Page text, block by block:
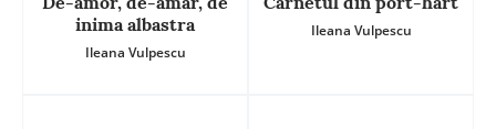
inima albastra
Ileana Vulpescu
Ileana Vulpescu